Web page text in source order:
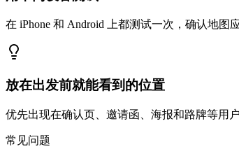
在 iPhone 和 Android 上都测试一次，确认地图
放在出发前就能看到的位置
优先出现在确认页、邀请函、海报和路牌等用
常见问题